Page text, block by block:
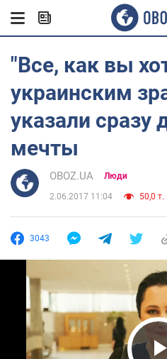
"Все, как вы
украинским
указали сразу
мечты
OBOZ.UA Люди
2.06.2017 11:04 50,0 т.
3043